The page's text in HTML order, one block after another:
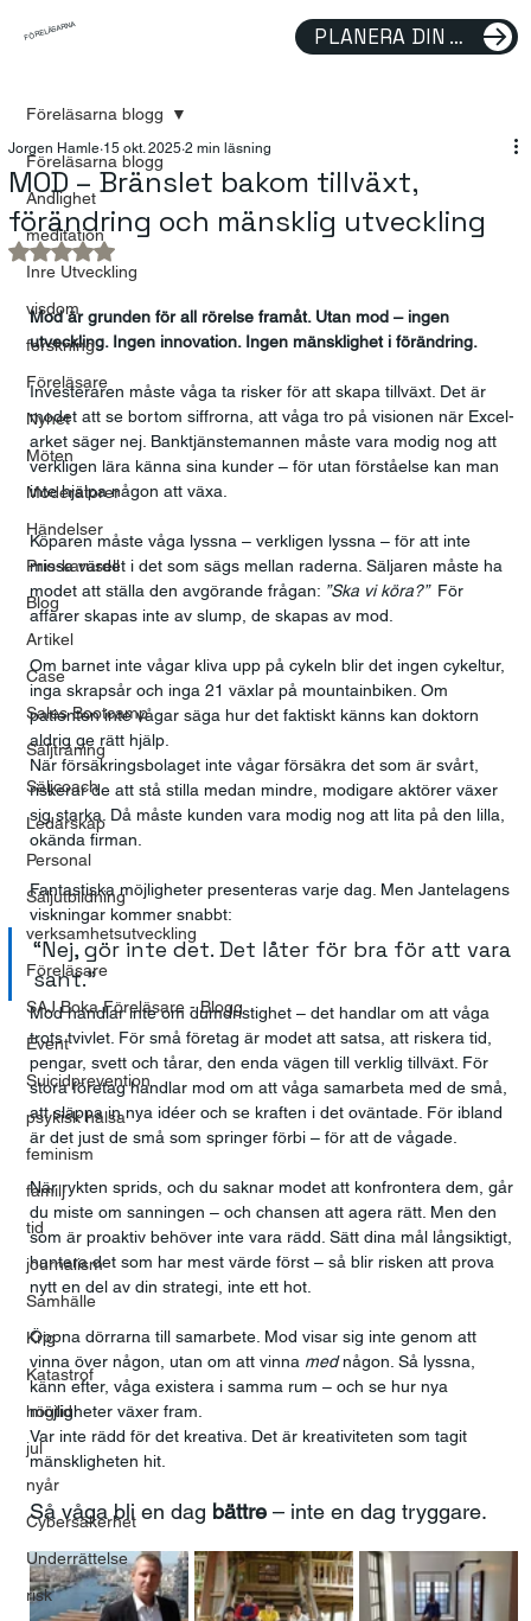
FÖRELÄSARNA PLANERA DIN FÖRELÄSNING
Föreläsarna blogg
Andlighet
meditation
Inre Utveckling
visdom
forskning
Föreläsare
Nyhet
Möten
Moderatorer
Händelser
Prio-karusell
Blog
Artikel
Case
Sales Bootcamp
Säljträning
Säljcoach
Ledarskap
Personal
Säljutbildning
verksamhetsutveckling
Föreläsare
SAJ Boka Föreläsare - Blogg
Event
Suicidprevention
psykisk hälsa
feminism
familj
tid
journalism
Samhälle
Krig
Katastrof
högtid
jul
nyår
Cybersäkerhet
Underrättelse
risk
Föreläsarna blogg
MOD – Bränslet bakom tillväxt,
förändring och mänsklig utveckling
Jorgen Hamle 15 okt. 2025 2 min läsning
Betygsatt till NaN av 5 stjärnor.
Mod är grunden för all rörelse framåt. Utan mod – ingen
utveckling. Ingen innovation. Ingen mänsklighet i förändring.
Investeraren måste våga ta risker för att skapa tillväxt. Det är
modet att se bortom siffrorna, att våga tro på visionen när Excel-
arket säger nej. Banktjänstemannen måste vara modig nog att
verkligen lära känna sina kunder – för utan förståelse kan man
inte hjälpa någon att växa.
Köparen måste våga lyssna – verkligen lyssna – för att inte
missa värdet i det som sägs mellan raderna. Säljaren måste ha
modet att ställa den avgörande frågan: ”Ska vi köra?” För
affärer skapas inte av slump, de skapas av mod.
Om barnet inte vågar kliva upp på cykeln blir det ingen cykeltur,
inga skrapsår och inga 21 växlar på mountainbiken. Om
patienten inte vågar säga hur det faktiskt känns kan doktorn
aldrig ge rätt hjälp.
När försäkringsbolaget inte vågar försäkra det som är svårt,
riskerar de att stå stilla medan mindre, modigare aktörer växer
sig starka. Då måste kunden vara modig nog att lita på den lilla,
okända firman.
Fantastiska möjligheter presenteras varje dag. Men Jantelagens
viskningar kommer snabbt:
“Nej, gör inte det. Det låter för bra för att vara
sant.”
Mod handlar inte om dumdristighet – det handlar om att våga
trots tvivlet. För små företag är modet att satsa, att riskera tid,
pengar, svett och tårar, den enda vägen till verklig tillväxt. För
stora företag handlar mod om att våga samarbeta med de små,
att släppa in nya idéer och se kraften i det oväntade. För ibland
är det just de små som springer förbi – för att de vågade.
När rykten sprids, och du saknar modet att konfrontera dem, går
du miste om sanningen – och chansen att agera rätt. Men den
som är proaktiv behöver inte vara rädd. Sätt dina mål långsiktigt,
hantera det som har mest värde först – så blir risken att prova
nytt en del av din strategi, inte ett hot.
Öppna dörrarna till samarbete. Mod visar sig inte genom att
vinna över någon, utan om att vinna med någon. Så lyssna,
känn efter, våga existera i samma rum – och se hur nya
möjligheter växer fram.
Var inte rädd för det kreativa. Det är kreativiteten som tagit
mänskligheten hit.
Så våga bli en dag bättre – inte en dag tryggare.